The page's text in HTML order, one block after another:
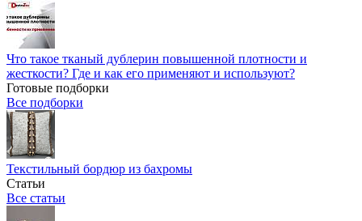
Что такое тканый дублерин повышенной плотности и
жесткости? Где и как его применяют и используют?
Готовые подборки
Все подборки
Текстильный бордюр из бахромы
Статьи
Все статьи